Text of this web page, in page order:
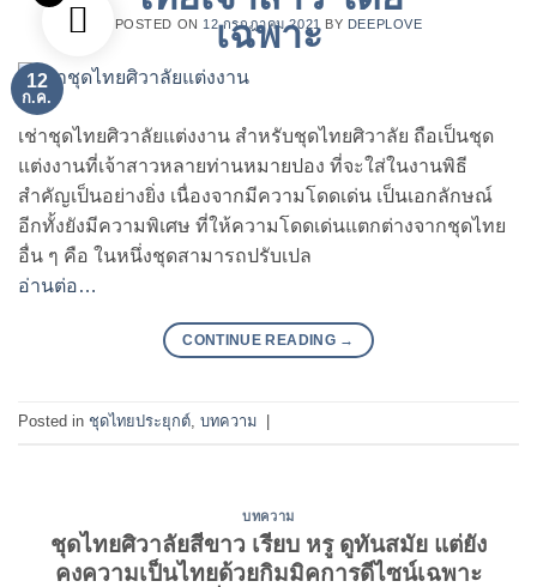
POSTED ON 12 กรกฎาคม 2021 BY DEEPLOVE
12
ก.ค.
เช่าชุดไทยศิวาลัยแต่งงาน สำหรับชุดไทยศิวาลัย ถือเป็นชุด
แต่งงานที่เจ้าสาวหลายท่านหมายปอง ที่จะใส่ในงานพิธี
สำคัญเป็นอย่างยิ่ง เนื่องจากมีความโดดเด่น เป็นเอกลักษณ์
อีกทั้งยังมีความพิเศษ ที่ให้ความโดดเด่นแตกต่างจากชุดไทย
อื่น ๆ คือ ในหนึ่งชุดสามารถปรับเปล
อ่านต่อ…
CONTINUE READING →
Posted in ชุดไทยประยุกต์, บทความ
บทความ
ชุดไทยศิวาลัยสีขาว เรียบ หรู ดูทันสมัย แต่ยัง
คงความเป็นไทยด้วยกิมมิคการดีไซน์เฉพาะ